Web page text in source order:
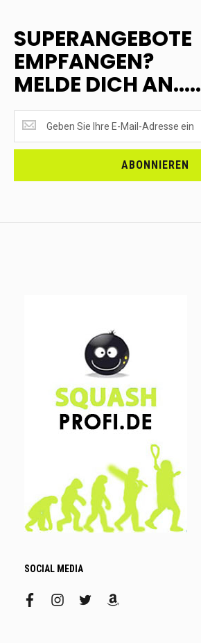
SUPERANGEBOTE
EMPFANGEN?
MELDE DICH AN.....
EMPFANGEN?
<br>MELDE
ABONNIEREN
SOCIAL MEDIA
facebookinstagram
twitteramazon